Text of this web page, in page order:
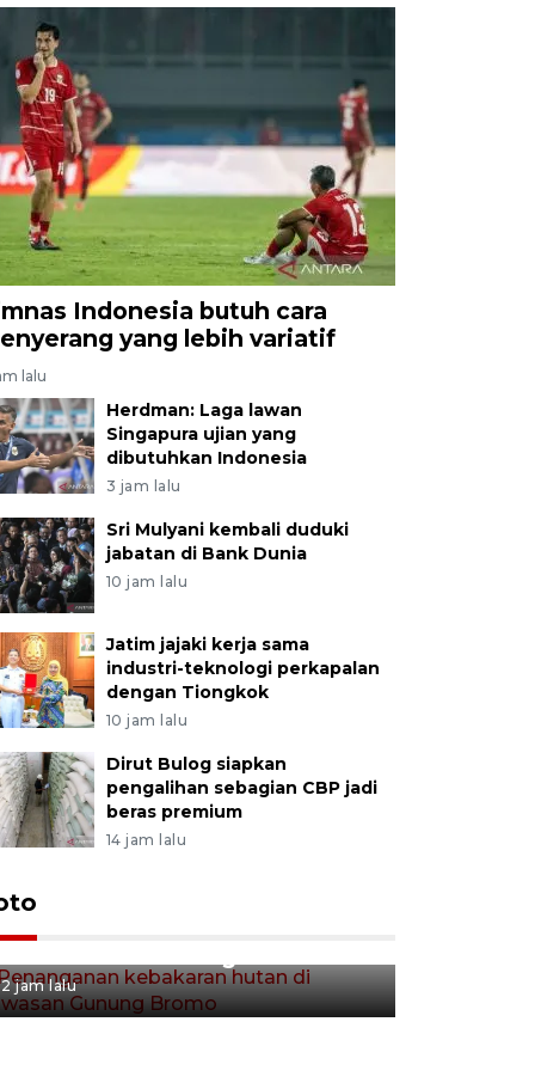
Indonesia butuh cara
yang lebih variatif
lalu
Herdman: Laga lawan
Singapura ujian yang
dibutuhkan Indonesia
3 jam lalu
Sri Mulyani kembali duduki
jabatan di Bank Dunia
10 jam lalu
Jatim jajaki kerja sama
industri-teknologi perkapalan
dengan Tiongkok
10 jam lalu
Dirut Bulog siapkan
pengalihan sebagian CBP jadi
beras premium
14 jam lalu
Penanganan kebakaran hutan
2 jam lalu